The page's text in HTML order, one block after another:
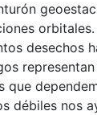
desechos
que
débiles nos